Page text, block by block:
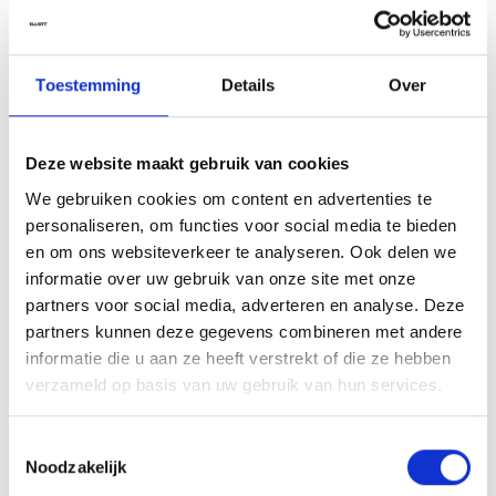
Toestemming Details Over
Deze website maakt gebruik van cookies
We gebruiken cookies om content en advertenties te
personaliseren, om functies voor social media te bieden
en om ons websiteverkeer te analyseren. Ook delen we
informatie over uw gebruik van onze site met onze
partners voor social media, adverteren en analyse. Deze
partners kunnen deze gegevens combineren met andere
informatie die u aan ze heeft verstrekt of die ze hebben
verzameld op basis van uw gebruik van hun services.
Noodzakelijk
Ingrediënten
Aqua (Water, Eau), Polyquaternium-4, PEG-40 Hydrogenated Castor
Oil, Propylene Glycol, Cocos Nucifera (Coconut) Oil, Simmondsia
Potassium Sorbate, Limonene, Linalool, Alpha-Isomethyl Ionone,
Parfum (Fragrance).*
*Ingrediënten en verpakking kunnen wijzigen. Raadpleeg steeds de
verpakking voor de meest actuele informatie.
Aan verlanglijst toevoegen Delen
Heb je een vraag?
Wil je weten of dit product bij je past? Of hoe je het moet gebruiken?
Onze kappers helpen je graag verder!